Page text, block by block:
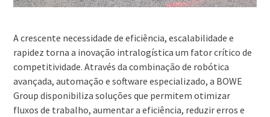
A crescente necessidade de eficiência, escalabilidade e
rapidez torna a inovação intralogística um fator crítico de
competitividade. Através da combinação de robótica
avançada, automação e software especializado, a BOWE
Group disponibiliza soluções que permitem otimizar
fluxos de trabalho, aumentar a eficiência, reduzir erros e